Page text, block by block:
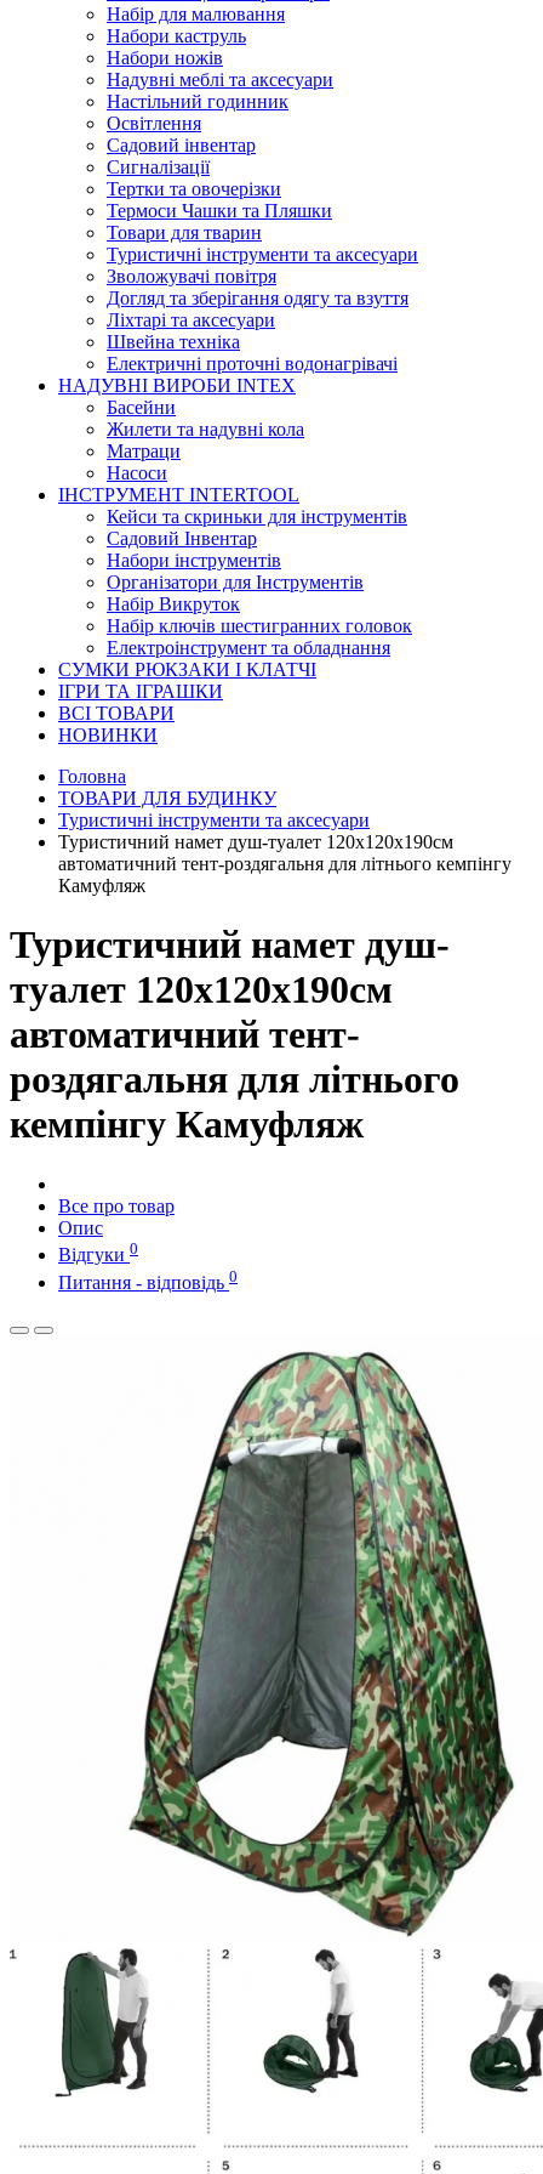
Набір для малювання
Набори каструль
Набори ножів
Надувні меблі та аксесуари
Настільний годинник
Освітлення
Садовий інвентар
Сигналізації
Тертки та овочерізки
Термоси Чашки та Пляшки
Товари для тварин
Туристичні інструменти та аксесуари
Зволожувачі повітря
Догляд та зберігання одягу та взуття
Ліхтарі та аксесуари
Швейна техніка
Електричні проточні водонагрівачі
НАДУВНІ ВИРОБИ INTEX
Басейни
Жилети та надувні кола
Матраци
Насоси
ІНСТРУМЕНТ INTERTOOL
Кейси та скриньки для інструментів
Садовий Інвентар
Набори інструментів
Організатори для Інструментів
Набір Викруток
Набір ключів шестигранних головок
Електроінструмент та обладнання
СУМКИ РЮКЗАКИ І КЛАТЧІ
ІГРИ ТА ІГРАШКИ
ВСІ ТОВАРИ
НОВИНКИ
Головна
ТОВАРИ ДЛЯ БУДИНКУ
Туристичні інструменти та аксесуари
Туристичний намет душ-туалет 120х120х190см
автоматичний тент-роздягальня для літнього кемпінгу
Камуфляж
Туристичний намет душ-
туалет 120х120х190см
автоматичний тент-
роздягальня для літнього
кемпінгу Камуфляж
Все про товар
Опис
Відгуки 0
Питання - відповідь 0